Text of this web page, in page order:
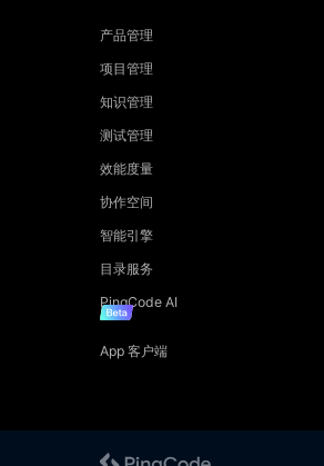
产品管理
项目管理
知识管理
测试管理
效能度量
协作空间
智能引擎
目录服务
PingCode AI
App 客户端